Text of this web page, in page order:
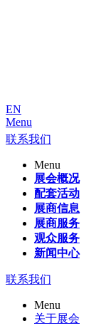
EN
Menu
联系我们
Menu
展会概况
配套活动
展商信息
展商服务
观众服务
新闻中心
联系我们
Menu
关于展会